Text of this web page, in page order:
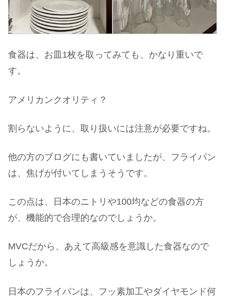
食器は、お皿1枚を取ってみても、かなり重いで
す。
アメリカンクオリティ？
割らないように、取り扱いには注意が必要ですね。
他の方のブログにも書いていましたが、フライパン
は、焦げが付いてしまうそうです。
この点は、日本のニトリや100均などの食器の方
が、機能的で合理的なのでしょうか。
MVCだから、あえて高級感を意識した食器なので
しょうか。
日本のフライパンは、フッ素加工やダイヤモンド何